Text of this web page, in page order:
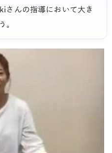
さんの指導において大き
。